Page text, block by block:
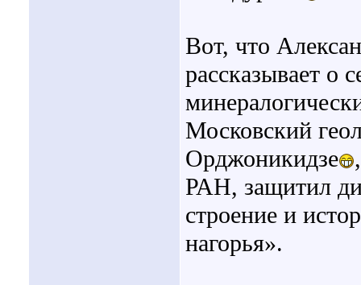
Вот, что
рассказывает о
Московский
Орджоникидзе
РАН, защитил
строение и
нагорья».